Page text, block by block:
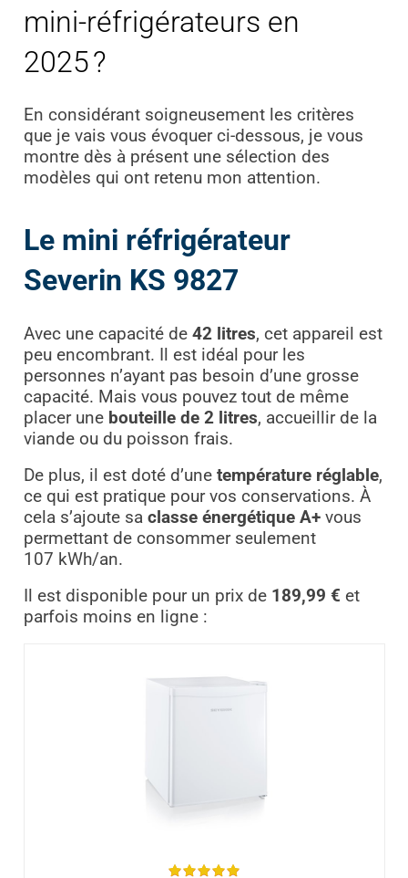
mini-réfrigérateurs en
2025 ?
En considérant soigneusement les critères
que je vais vous évoquer ci-dessous, je vous
montre dès à présent une sélection des
modèles qui ont retenu mon attention.
Le mini réfrigérateur
Severin KS 9827
Avec une capacité de 42 litres, cet appareil est
peu encombrant. Il est idéal pour les
personnes n’ayant pas besoin d’une grosse
capacité. Mais vous pouvez tout de même
placer une bouteille de 2 litres, accueillir de la
viande ou du poisson frais.
De plus, il est doté d’une température réglable,
ce qui est pratique pour vos conservations. À
cela s’ajoute sa classe énergétique A+vous
permettant de consommer seulement
107 kWh/an.
Il est disponible pour un prix de 189,99 € et
parfois moins en ligne :